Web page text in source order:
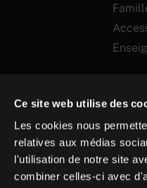
Ce site web utilise des
Les cookies nous
relatives aux médias
l'utilisation de notre site
combiner celles-ci avec
Contact Equipe